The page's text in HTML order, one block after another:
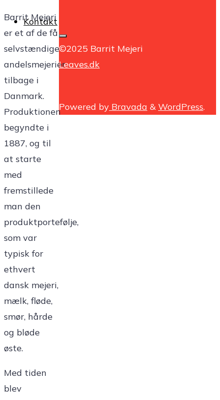
Kontakt
Barrit Mejeri
er et af de få
selvstændige
andelsmejerier
tilbage i
Danmark.
Produktionen
begyndte i
1887, og til
at starte
med
fremstillede
man den
produktportefølje,
som var
typisk for
ethvert
dansk mejeri,
mælk, fløde,
smør, hårde
og bløde
øste.
Med tiden
blev
©2025 Barrit Mejeri
Leaves.dk
Powered by Bravada & WordPress.